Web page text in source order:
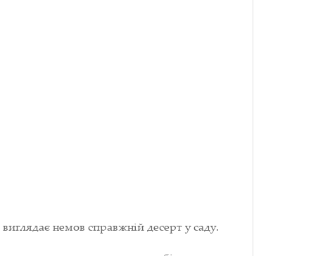
немов справжній десерт у саду.